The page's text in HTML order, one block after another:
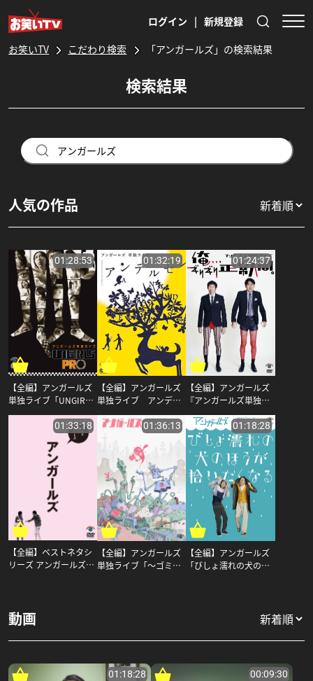
ログイン | 新規登録
お笑いTV こだわり検索 「アンガールズ」の検索結果
検索結果
人気の作品
01:28:53
【全編】アンガールズ
単独ライブ「UNGIRLS
PRO」_アンガールズ
01:32:19
【全編】アンガールズ
単独ライブ アンデル
セン_アンガールズ
01:24:37
【全編】アンガールズ
『アンガールズ単独ラ
イブ「俺、、、ギリギ
リ正常人間。」』_アン
ガールズ
01:33:18
【全編】ベストネタシ
リーズ アンガールズ_
01:36:13
【全編】アンガールズ
単独ライブ「〜ゴミに
01:18:28
【全編】アンガールズ
「びしょ濡れの犬のほ
動画
01:18:28 00:09:30